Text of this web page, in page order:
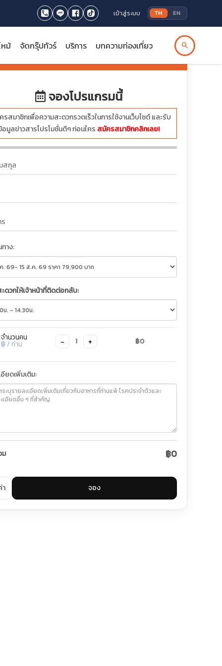
เข้าสู่ระบบ TH EN
หม้ จัดกรุ๊ปทัวร์ บริการ บทความท่องเที่ยว search
บาท
จองโปรแกรมนี้
รสมาชิกเพื่อความสะดวกรวดเร็วในการใช้งานเว็บไซต์ และรับ
อมูลข่าวสารโปรโมชั่นดีๆ ก่อนใคร สมัครสมาชิกคลิกเลย!
าง:
ะดวกให้เจ้าหน้าที่ติดต่อกลับ:
จำนวนคน
฿ / ท่าน − 1 + ฿0
อียดเพิ่มเติม:
ม ฿0
า จอง